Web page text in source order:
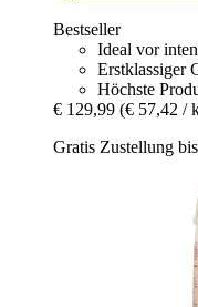
Bestseller
Ideal vor
Erstklassiger
Höchste
€ 129,99 (€ 57,42 /
Gratis Zustellung